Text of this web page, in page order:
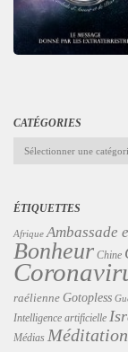
CATÉGORIES
Catégories
ÉTIQUETTES
Afrique Ambassade
Bonheur Chine
raélienne Gotopless
Intelligence artificielle
Médias Méditation